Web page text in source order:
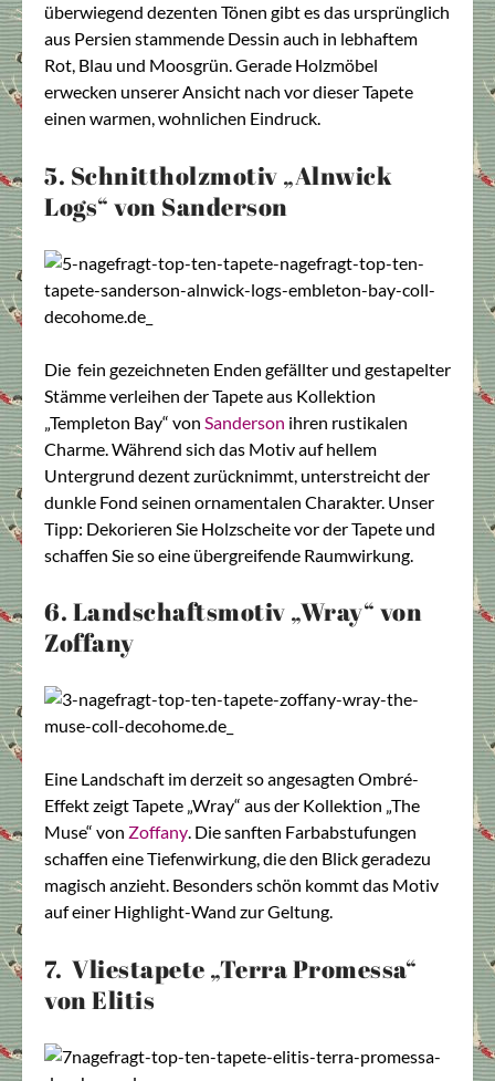
überwiegend dezenten Tönen gibt es das ursprünglich
aus Persien stammende Dessin auch in lebhaftem
Rot, Blau und Moosgrün. Gerade Holzmöbel
erwecken unserer Ansicht nach vor dieser Tapete
einen warmen, wohnlichen Eindruck.
5. Schnittholzmotiv „Alnwick
Logs“ von Sanderson
Die fein gezeichneten Enden gefällter und gestapelter
Stämme verleihen der Tapete aus Kollektion
„Templeton Bay“ von Sanderson ihren rustikalen
Charme. Während sich das Motiv auf hellem
Untergrund dezent zurücknimmt, unterstreicht der
dunkle Fond seinen ornamentalen Charakter. Unser
Tipp: Dekorieren Sie Holzscheite vor der Tapete und
schaffen Sie so eine übergreifende Raumwirkung.
6. Landschaftsmotiv „Wray“ von
Zoffany
Eine Landschaft im derzeit so angesagten Ombré-
Effekt zeigt Tapete „Wray“ aus der Kollektion „The
Muse“ von Zoffany. Die sanften Farbabstufungen
schaffen eine Tiefenwirkung, die den Blick geradezu
magisch anzieht. Besonders schön kommt das Motiv
auf einer Highlight-Wand zur Geltung.
7. Vliestapete „Terra Promessa“
von Elitis